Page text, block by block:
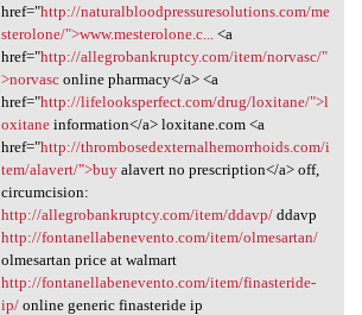
href="http://naturalbloodpressuresolutions.com/me
sterolone/">www.mesterolone.c...
<a
href="http://allegrobankruptcy.com/item/norvasc/"
>norvasconline pharmacy</a> <a
href="http://lifelooksperfect.com/drug/loxitane/">l
oxitaneinformation</a> loxitane.com <a
href="http://thrombosedexternalhemorrhoids.com/i
tem/alavert/">buyalavert no prescription</a> off,
circumcision:
http://allegrobankruptcy.com/item/ddavp/ddavp
http://fontanellabenevento.com/item/olmesartan/
olmesartan price at walmart
http://fontanellabenevento.com/item/finasteride-
ip/online generic finasteride ip